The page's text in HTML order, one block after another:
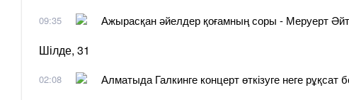
09:35 Ажырасқан әйелдер қоғамның соры - Меруерт
Шілде, 31
02:08 Алматыда Галкинге концерт өткізуге неге рұқсат